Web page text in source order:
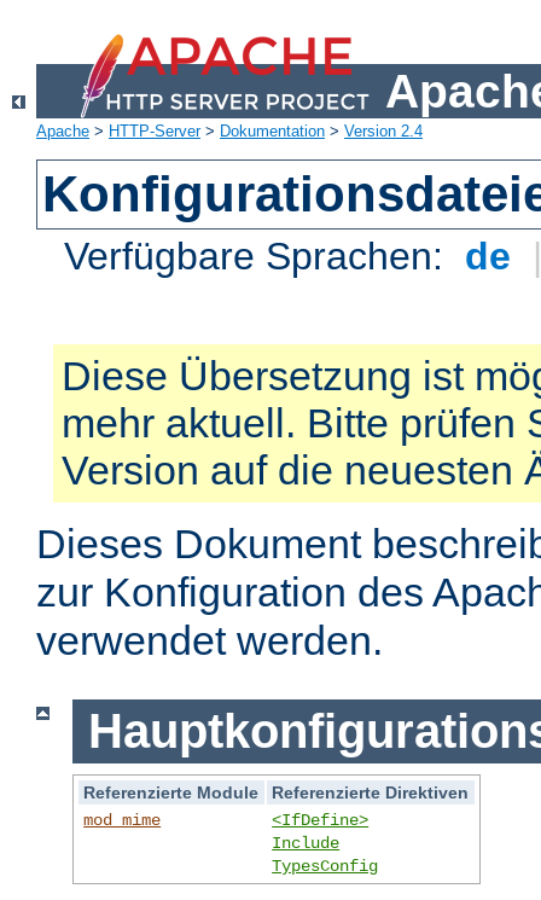
Apache > HTTP-Server> Dokumentation > Version 2.4
Verfügbare Sprachen: de
Diese Übersetzung ist
mehr aktuell. Bitte prüfen
Version auf die neuesten
Dieses Dokument
zur Konfiguration des
verwendet werden.
Referenzierte Module
Referenzierte Direktiven
mod_mime
<IfDefine>
Include
TypesConfig